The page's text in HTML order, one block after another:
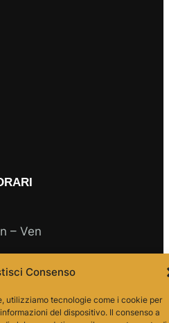
Consenso
utilizziamo tecnologie come i cookie per
del dispositivo. Il consenso a
– Ven
– 18.00